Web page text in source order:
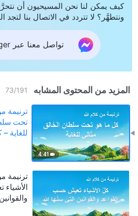
كيف يمكن لنا نحن المسيحيون أن
ونتطهَّر؟ لا تتردد في الاتصال بنا لتجد
تواصل معنا عبر Messenger
المزيد من المحتوى المشابه 73/191
4:41
ترنيمة
تحت
للغاية
ترنيمة